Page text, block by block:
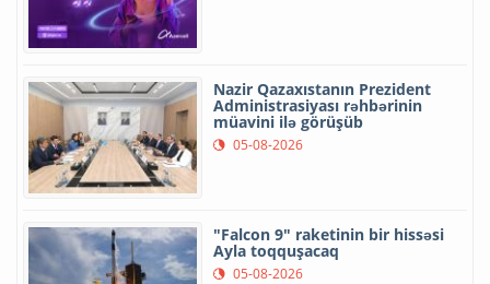
Nazir Qazaxıstanın Prezident
Administrasiyası rəhbərinin
müavini ilə görüşüb
05-08-2026
"Falcon 9" raketinin bir hissəsi
Ayla toqquşacaq
05-08-2026